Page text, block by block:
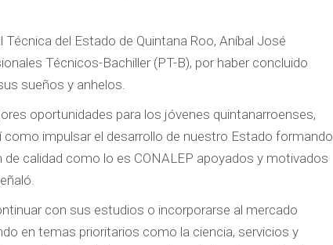
del Estado de Quintana Roo, Aníbal José
Técnicos-Bachiller (PT-B), por haber concluido
sueños y anhelos.
oportunidades para los jóvenes quintanarroenses,
como impulsar el desarrollo de nuestro Estado formando
calidad como lo es CONALEP apoyados y motivados
con sus estudios o incorporarse al mercado
en temas prioritarios como la ciencia, servicios y